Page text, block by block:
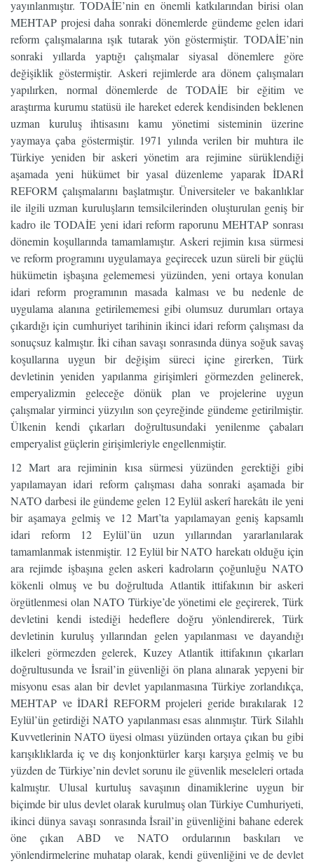
yayınlanmıştır. TODAİE’nin en önemli katkılarından birisi olan
MEHTAP projesi daha sonraki dönemlerde gündeme gelen idari
reform çalışmalarına ışık tutarak yön göstermiştir. TODAİE’nin
sonraki yıllarda yaptığı çalışmalar siyasal dönemlere göre
değişiklik göstermiştir. Askeri rejimlerde ara dönem çalışmaları
yapılırken, normal dönemlerde de TODAİE bir eğitim ve
araştırma kurumu statüsü ile hareket ederek kendisinden beklenen
uzman kuruluş ihtisasını kamu yönetimi sisteminin üzerine
yaymaya çaba göstermiştir. 1971 yılında verilen bir muhtıra ile
Türkiye yeniden bir askeri yönetim ara rejimine sürüklendiği
aşamada yeni hükümet bir yasal düzenleme yaparak İDARİ
REFORM çalışmalarını başlatmıştır. Üniversiteler ve bakanlıklar
ile ilgili uzman kuruluşların temsilcilerinden oluşturulan geniş bir
kadro ile TODAİE yeni idari reform raporunu MEHTAP sonrası
dönemin koşullarında tamamlamıştır. Askeri rejimin kısa sürmesi
ve reform programını uygulamaya geçirecek uzun süreli bir güçlü
hükümetin işbaşına gelememesi yüzünden, yeni ortaya konulan
idari reform programının masada kalması ve bu nedenle de
uygulama alanına getirilememesi gibi olumsuz durumları ortaya
çıkardığı için cumhuriyet tarihinin ikinci idari reform çalışması da
sonuçsuz kalmıştır. İki cihan savaşı sonrasında dünya soğuk savaş
koşullarına uygun bir değişim süreci içine girerken, Türk
devletinin yeniden yapılanma girişimleri görmezden gelinerek,
emperyalizmin geleceğe dönük plan ve projelerine uygun
çalışmalar yirminci yüzyılın son çeyreğinde gündeme getirilmiştir.
Ülkenin kendi çıkarları doğrultusundaki yenilenme çabaları
emperyalist güçlerin girişimleriyle engellenmiştir.
12 Mart ara rejiminin kısa sürmesi yüzünden gerektiği gibi
yapılamayan idari reform çalışması daha sonraki aşamada bir
NATO darbesi ile gündeme gelen 12 Eylül askerî harekâtı ile yeni
bir aşamaya gelmiş ve 12 Mart’ta yapılamayan geniş kapsamlı
idari reform 12 Eylül’ün uzun yıllarından yararlanılarak
tamamlanmak istenmiştir. 12 Eylül bir NATO harekatı olduğu için
ara rejimde işbaşına gelen askeri kadroların çoğunluğu NATO
kökenli olmuş ve bu doğrultuda Atlantik ittifakının bir askeri
örgütlenmesi olan NATO Türkiye’de yönetimi ele geçirerek, Türk
devletini kendi istediği hedeflere doğru yönlendirerek, Türk
devletinin kuruluş yıllarından gelen yapılanması ve dayandığı
ilkeleri görmezden gelerek, Kuzey Atlantik ittifakının çıkarları
doğrultusunda ve İsrail’in güvenliği ön plana alınarak yepyeni bir
misyonu esas alan bir devlet yapılanmasına Türkiye zorlandıkça,
MEHTAP ve İDARİ REFORM projeleri geride bırakılarak 12
Eylül’ün getirdiği NATO yapılanması esas alınmıştır. Türk Silahlı
Kuvvetlerinin NATO üyesi olması yüzünden ortaya çıkan bu gibi
karışıklıklarda iç ve dış konjonktürler karşı karşıya gelmiş ve bu
yüzden de Türkiye’nin devlet sorunu ile güvenlik meseleleri ortada
kalmıştır. Ulusal kurtuluş savaşının dinamiklerine uygun bir
biçimde bir ulus devlet olarak kurulmuş olan Türkiye Cumhuriyeti,
ikinci dünya savaşı sonrasında İsrail’in güvenliğini bahane ederek
öne çıkan ABD ve NATO ordularının baskıları ve
yönlendirmelerine muhatap olarak, kendi güvenliğini ve de devlet